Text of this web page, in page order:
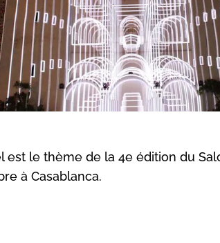
est le thème de la 4e édition du
à Casablanca.